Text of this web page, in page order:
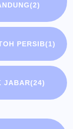
(2)
PERSIB(1)
JABAR(24)